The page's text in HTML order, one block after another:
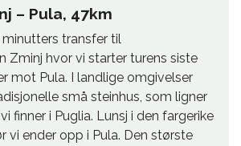
– Pula, 47km
transfer til
Zminj hvor vi starter turens siste
mot Pula. I landlige omgivelser
små steinhus, som ligner
finner i Puglia. Lunsj i den fargerike
vi ender opp i Pula. Den største